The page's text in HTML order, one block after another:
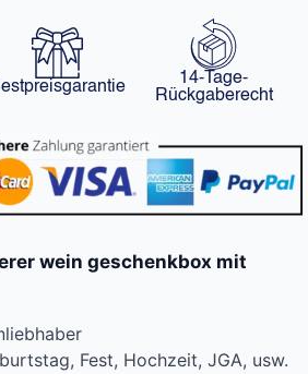
14-Tage-
Rückgaberecht
wein geschenkbox mit
Fest, Hochzeit, JGA, usw.